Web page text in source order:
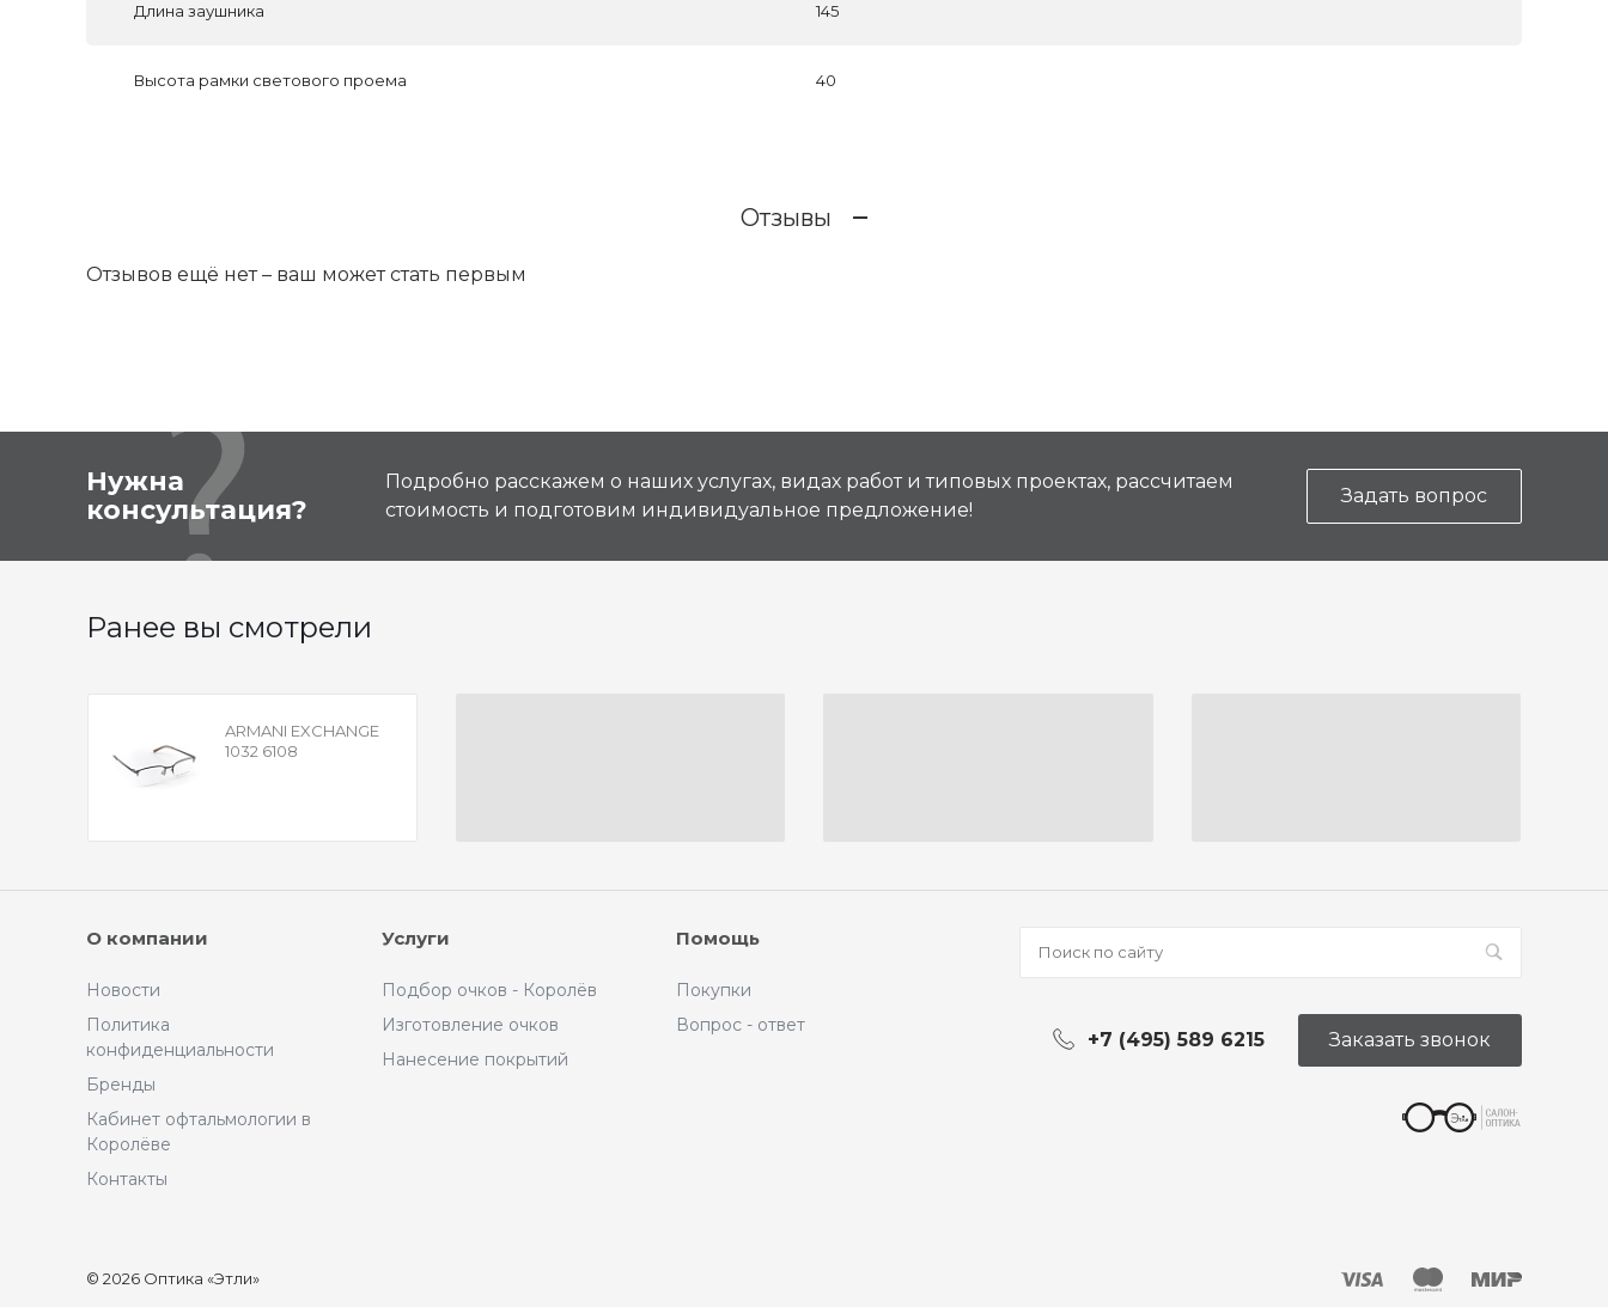
Длина заушника 145
Высота рамки светового проема 40
Отзывы
Отзывов ещё нет – ваш может стать первым
Нужна
консультация?
Подробно расскажем о наших услугах, видах работ и типовых проектах, рассчитаем
стоимость и подготовим индивидуальное предложение!
Задать вопрос
Ранее вы смотрели
ARMANI EXCHANGE
1032 6108
О компании
Новости
Политика
конфиденциальности
Бренды
Кабинет офтальмологии в
Королёве
Контакты
Услуги
Подбор очков - Королёв
Изготовление очков
Нанесение покрытий
Помощь
Покупки
Вопрос - ответ
+7 (495) 589 6215 Заказать звонок
© 2026 Оптика «Этли»